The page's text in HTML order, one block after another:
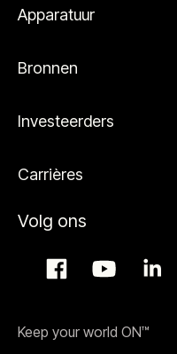
Apparatuur
Bronnen
Investeerders
Carrières
Volg ons
Keep your world ON™